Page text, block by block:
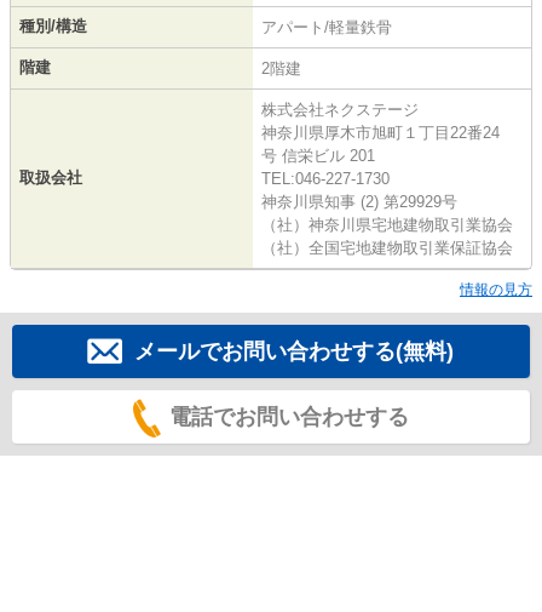
種別/構造 アパート/軽量鉄骨
階建 2階建
取扱会社
株式会社ネクステージ
神奈川県厚木市旭町１丁目22番24
号 信栄ビル 201
TEL:046-227-1730
神奈川県知事 (2) 第29929号
（社）神奈川県宅地建物取引業協会
（社）全国宅地建物取引業保証協会
情報の見方
メールでお問い合わせする(無料)
電話でお問い合わせする